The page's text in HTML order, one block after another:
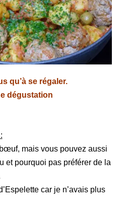
qu’à se régaler.
dégustation
mais vous pouvez aussi
et pourquoi pas préférer de la
car je n’avais plus